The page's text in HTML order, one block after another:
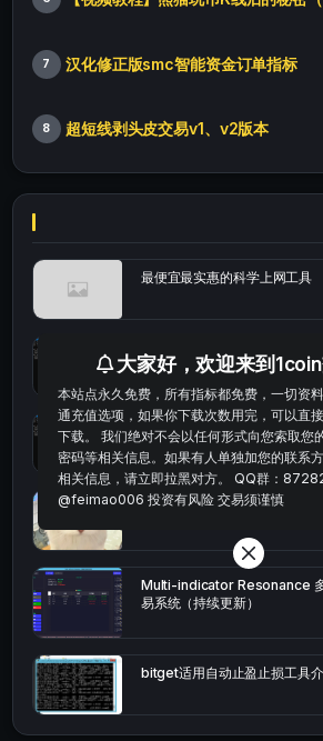
7 汉化修正版smc智能资金订单指标
8 超短线剥头皮交易v1、v2版本
最便宜最实惠的科学上网工具
统计涨跌幅的python代码
okx的短线量化的免费版本
bybit安卓端
Multi-indicator Resonance
易系统（持续更新）
bitget适用自动止盈止损工具
大家好，欢迎来到
本站点永久免费，所有指标都免费，一切资
通充值选项，如果你下载次数用完，可以直
下载。 我们绝对不会以任何形式向您索取您
密码等相关信息。如果有人单独加您的联系
相关信息，请立即拉黑对方。 QQ群：
@feimao006 投资有风险 交易须谨慎